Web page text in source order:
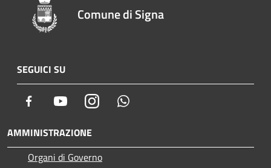
Comune di Signa
SEGUICI SU
Facebook YoutubeInstagram
AMMINISTRAZIONE
Organi di Governo